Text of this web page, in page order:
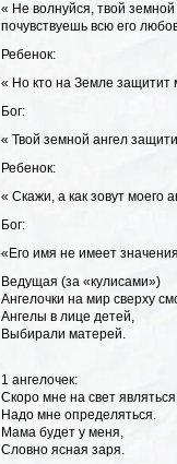
« Не волнуйся, твой
почувствуешь всю его
Ребенок:
« Но кто на Земле защитит
Бог:
« Твой земной ангел
Ребенок:
« Скажи, а как зовут моего
Бог:
«Его имя не имеет
Ведущая (за «кулисами»)
Ангелочки на мир сверху
Ангелы в лице детей,
Выбирали матерей.
1 ангелочек:
Скоро мне на свет
Надо мне определяться.
Мама будет у меня,
Словно ясная заря.